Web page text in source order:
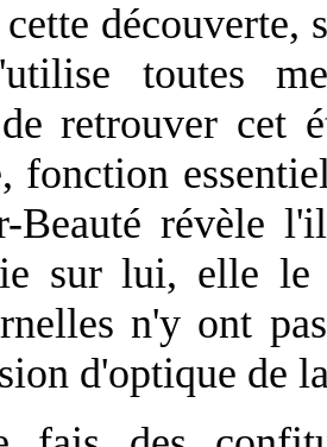
découverte,
toutes
retrouver cet
fonction
Beauté révèle
sur lui, elle le
n'y ont
d'optique de